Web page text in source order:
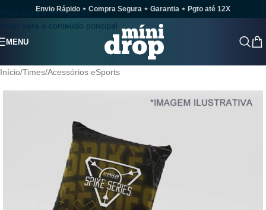
Pular para a navegação
Pular para o conteúdo principal
Envio Rápido ⋆ Compra Segura ⋆ Garantia ⋆ Pgto até 12X
MENU
Início/Times/Acessórios eSports